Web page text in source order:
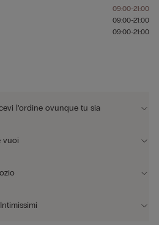
09:00-21:00
09:00-21:00
09:00-21:00
l’ordine ovunque tu sia
vuoi